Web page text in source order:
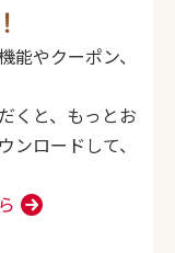
やクーポン、
くと、もっとお
ンロードして、